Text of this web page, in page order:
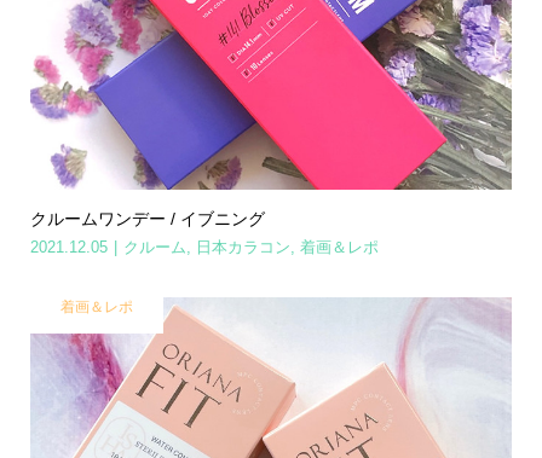
クルームワンデー / イブニング
2021.12.05 クルーム 日本カラコン 着画＆レポ
着画＆レポ